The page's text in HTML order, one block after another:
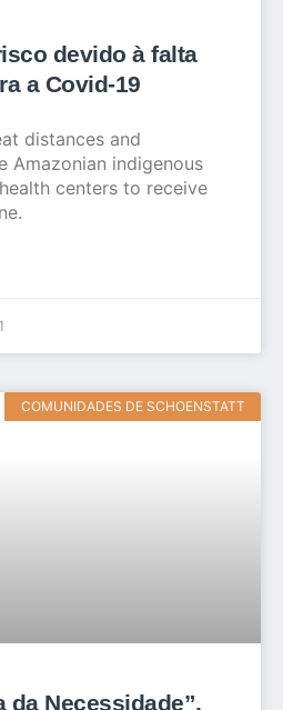
devido à falta
a Covid-19
distances and
Amazonian indigenous
centers to receive
COMUNIDADES DE SCHOENSTATT
da Necessidade”,